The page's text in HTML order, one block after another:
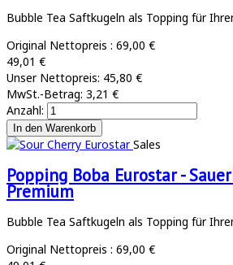
Bubble Tea Saftkugeln als Topping für
Original Nettopreis : 69,00 €
49,01 €
Unser Nettopreis: 45,80 €
MwSt.-Betrag: 3,21 €
Anzahl:
Sales
Popping Boba Eurostar -
Premium
Bubble Tea Saftkugeln als Topping für
Original Nettopreis : 69,00 €